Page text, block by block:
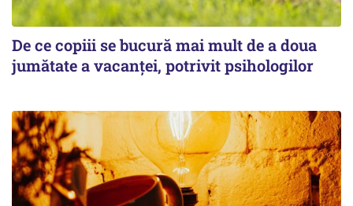
De ce copiii se bucură mai mult de a doua
jumătate a vacanței, potrivit psihologilor